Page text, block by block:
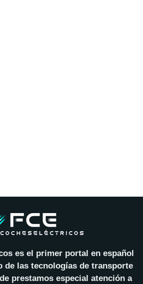
es el primer portal en español
de las tecnologías de transporte
prestamos especial atención a